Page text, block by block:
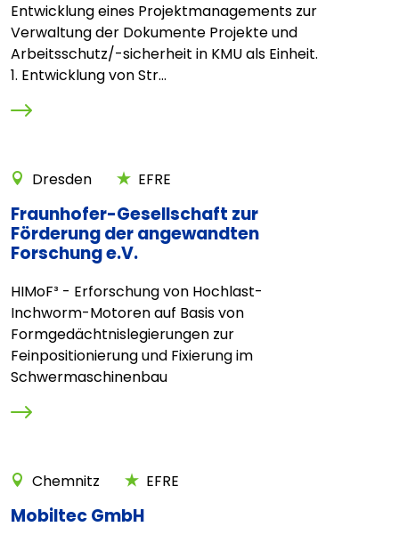
Entwicklung eines Projektmanagements zur
Verwaltung der Dokumente Projekte und
Arbeitsschutz/-sicherheit in KMU als Einheit.
1. Entwicklung von Str...
Dresden EFRE
Fraunhofer-Gesellschaft zur
Förderung der angewandten
Forschung e.V.
HIMoF³ - Erforschung von Hochlast-
Inchworm-Motoren auf Basis von
Formgedächtnislegierungen zur
Feinpositionierung und Fixierung im
Schwermaschinenbau
Chemnitz EFRE
Mobiltec GmbH